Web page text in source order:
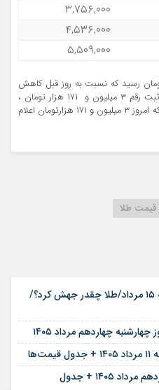
۳,۷۵۶,۰۰۰
۴,۵۳۶,۰۰۰
۵,۵۰۹,۰۰۰
امروز به ۵۳۱ هزار تومان رسید که نسبت به روز قبل کاهش
داشته است. حباب سکه بهار آزادی با ثبت رقم ۳ میلیون و ۱۷۱ هزار تومان ،
روند کاهشی را تجربه کرد. حباب نیم‌سکه امروز ۳ میلیون و ۱۷۱ هزارتومان اعلام
قیمت طلا
قیمت طلا و سکه امروز پنجشنبه ۱۵ مرداد/طلا چقدر جهش کرد؟/
چهاردهم مرداد ۱۴۰۵
۱۴۰۵ + جدول